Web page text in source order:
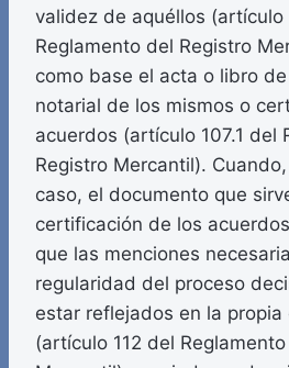
validez de aquéllos (artículo
Reglamento del Registro
como base el acta o libro
notarial de los mismos o
acuerdos (artículo 107.1 del
Registro Mercantil).
caso, el documento que
certificación de los
que las menciones
regularidad del proceso
estar reflejados en la
(artículo 112 del